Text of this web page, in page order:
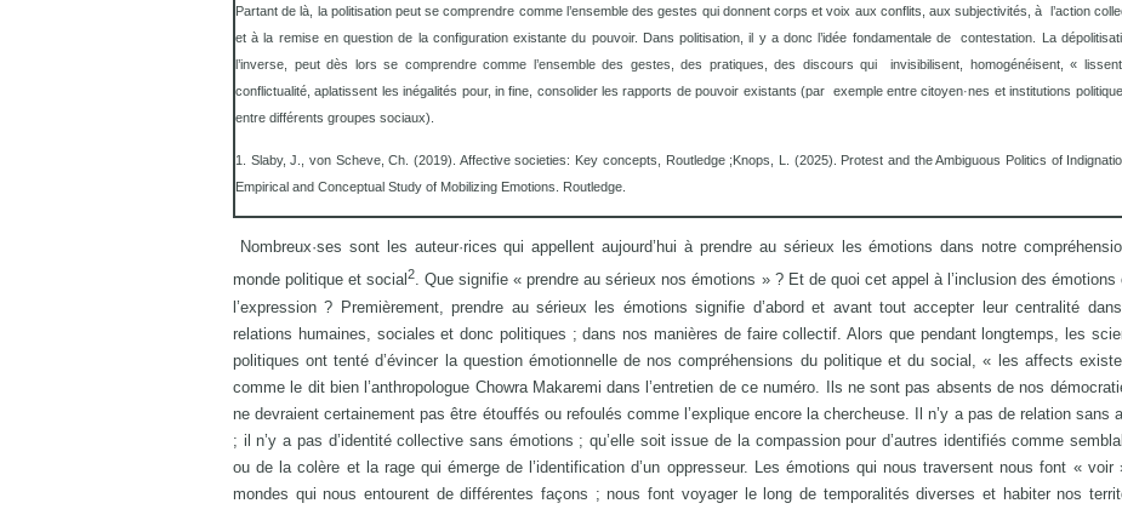
Partant de là, la politisation peut se comprendre comme l’ensemble des gestes qui donnent corps et voix aux conflits, aux subjectivités, à l’action
et à la remise en question de la configuration existante du pouvoir. Dans politisation, il y a donc l’idée fondamentale de contestation. La
l’inverse, peut dès lors se comprendre comme l’ensemble des gestes, des pratiques, des discours qui invisibilisent, homogénéisent, «
conflictualité, aplatissent les inégalités pour, in fine, consolider les rapports de pouvoir existants (par exemple entre citoyen·nes et institutions
entre différents groupes sociaux).
1. Slaby, J., von Scheve, Ch. (2019). Affective societies: Key concepts, Routledge ;Knops, L. (2025). Protest and the Ambiguous Politics of
Empirical and Conceptual Study of Mobilizing Emotions. Routledge.
Nombreux·ses sont les auteur·rices qui appellent aujourd’hui à prendre au sérieux les émotions dans notre
monde politique et social2. Que signifie « prendre au sérieux nos émotions » ? Et de quoi cet appel à l’inclusion des émotions
l’expression ? Premièrement, prendre au sérieux les émotions signifie d’abord et avant tout accepter leur centralité
relations humaines, sociales et donc politiques ; dans nos manières de faire collectif. Alors que pendant longtemps, les
politiques ont tenté d’évincer la question émotionnelle de nos compréhensions du politique et du social, « les affects
comme le dit bien l’anthropologue Chowra Makaremi dans l’entretien de ce numéro. Ils ne sont pas absents de nos
ne devraient certainement pas être étouffés ou refoulés comme l’explique encore la chercheuse. Il n’y a pas de relation sans
; il n’y a pas d’identité collective sans émotions ; qu’elle soit issue de la compassion pour d’autres identifiés comme
ou de la colère et la rage qui émerge de l’identification d’un oppresseur. Les émotions qui nous traversent nous font « voir
mondes qui nous entourent de différentes façons ; nous font voyager le long de temporalités diverses et habiter nos